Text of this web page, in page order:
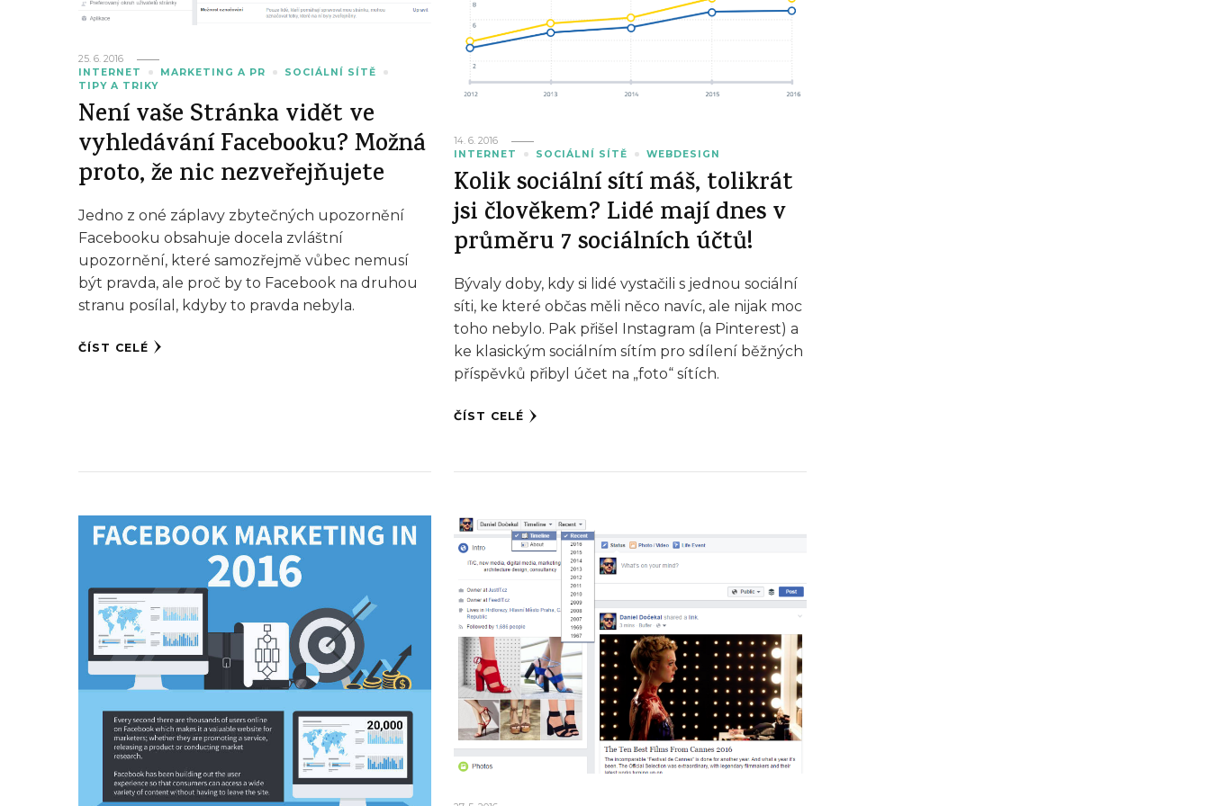
25. 6. 2016
INTERNET
MARKETING A PR
SOCIÁLNÍ SÍTĚ
TIPY A TRIKY
Není vaše Stránka vidět ve
vyhledávání Facebooku? Možná
proto, že nic nezveřejňujete
Jedno z oné záplavy zbytečných upozornění
Facebooku obsahuje docela zvláštní
upozornění, které samozřejmě vůbec nemusí
být pravda, ale proč by to Facebook na druhou
stranu posílal, kdyby to pravda nebyla.
ČÍST CELÉ
14. 6. 2016
INTERNET
SOCIÁLNÍ SÍTĚ WEBDESIGN
Kolik sociální sítí máš, tolikrát
jsi člověkem? Lidé mají dnes v
průměru 7 sociálních účtů!
Bývaly doby, kdy si lidé vystačili s jednou sociální
síti, ke které občas měli něco navíc, ale nijak moc
toho nebylo. Pak přišel Instagram (a Pinterest) a
ke klasickým sociálním sítím pro sdílení běžných
příspěvků přibyl účet na „foto“ sítích.
ČÍST CELÉ